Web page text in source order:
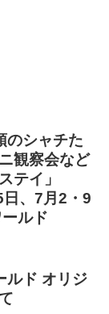
のシャチた
観察会など
テイ」
、7月2・9
ルド
ルド オリジ